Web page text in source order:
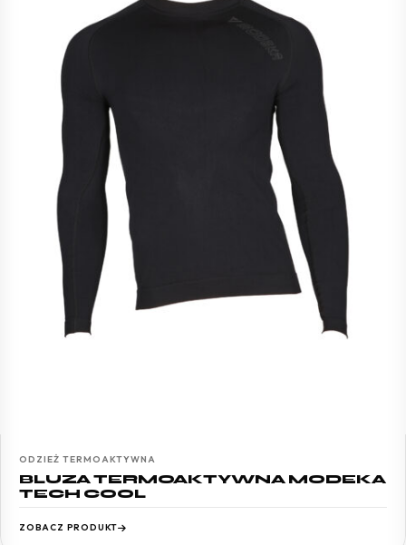
ODZIEŻ TERMOAKTYWNA
BLUZA TERMOAKTYWNA MODEKA
TECH COOL
ZOBACZ PRODUKT